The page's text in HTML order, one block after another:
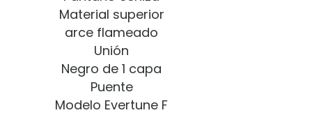
Material superior
arce flameado
Unión
Negro de 1 capa
Puente
Modelo Evertune F